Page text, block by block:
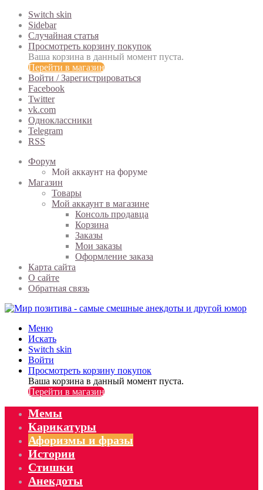
Switch skin
Sidebar
Случайная статья
Просмотреть корзину покупок
Ваша корзина в данный момент пуста.
Перейти в магазин
Войти / Зарегистрироваться
Facebook
Twitter
vk.com
Одноклассники
Telegram
RSS
Форум
Мой аккаунт на форуме
Магазин
Товары
Мой аккаунт в магазине
Консоль продавца
Корзина
Заказы
Мои заказы
Оформление заказа
Карта сайта
О сайте
Обратная связь
Меню
Искать
Switch skin
Войти
Просмотреть корзину покупок
Ваша корзина в данный момент пуста.
Перейти в магазин
Мемы
Карикатуры
Афоризмы и фразы
Истории
Стишки
Анекдоты